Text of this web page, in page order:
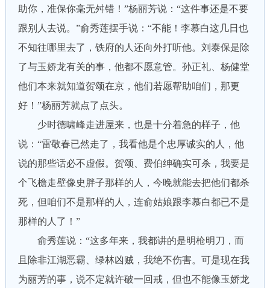
助你，准保你毫无舛错！”杨丽芳说：“这件事还是不要
跟别人去说。”俞秀莲摆手说：“不能！李慕白这几日也
不知往哪里去了，铁府的人还向外打听他。刘泰保是除
了与玉娇龙有关的事，他都不愿意管。孙正礼、杨健堂
他们本来就知道贺颂在京，他们若愿帮助咱们，那更
好！”杨丽芳就点了点头。
少时德啸峰走进屋来，也是十分着急的样子，他
说：“雷敬春已然走了，我看他是个忠厚诚实的人，他
说的那些话必不虚假。贺颂、费伯绅确实可杀，我要是
个飞檐走壁像史胖子那样的人，今晚就能去把他们都杀
死，但咱们不是那样的人，连俞姑娘跟李慕白都已不是
那样的人了！”
俞秀莲说：“这多年来，我都讲的是明枪明刀，而
且除非江湖恶霸、绿林凶贼，我绝不伤害。可是现在我
为丽芳的事，说不定就许破一回戒，但也不能像玉娇龙